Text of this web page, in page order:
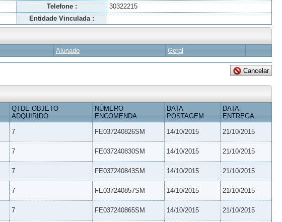
Telefone :
30322215
Entidade Vinculada :
Alunado Geral
QTDE OBJETO
ADQUIRIDO
NÚMERO
ENCOMENDA
DATA
POSTAGEM
DATA
ENTREGA
7 FE037240826SM 14/10/2015 21/10/2015
7 FE037240830SM 14/10/2015 21/10/2015
7 FE037240843SM 14/10/2015 21/10/2015
7 FE037240857SM 14/10/2015 21/10/2015
7 FE037240865SM 14/10/2015 21/10/2015